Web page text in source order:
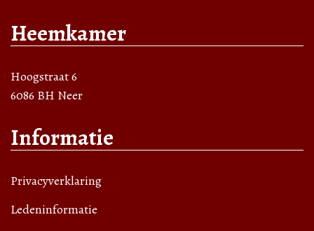
Heemkamer
Hoogstraat 6
6086 BH Neer
Informatie
Privacyverklaring
Ledeninformatie